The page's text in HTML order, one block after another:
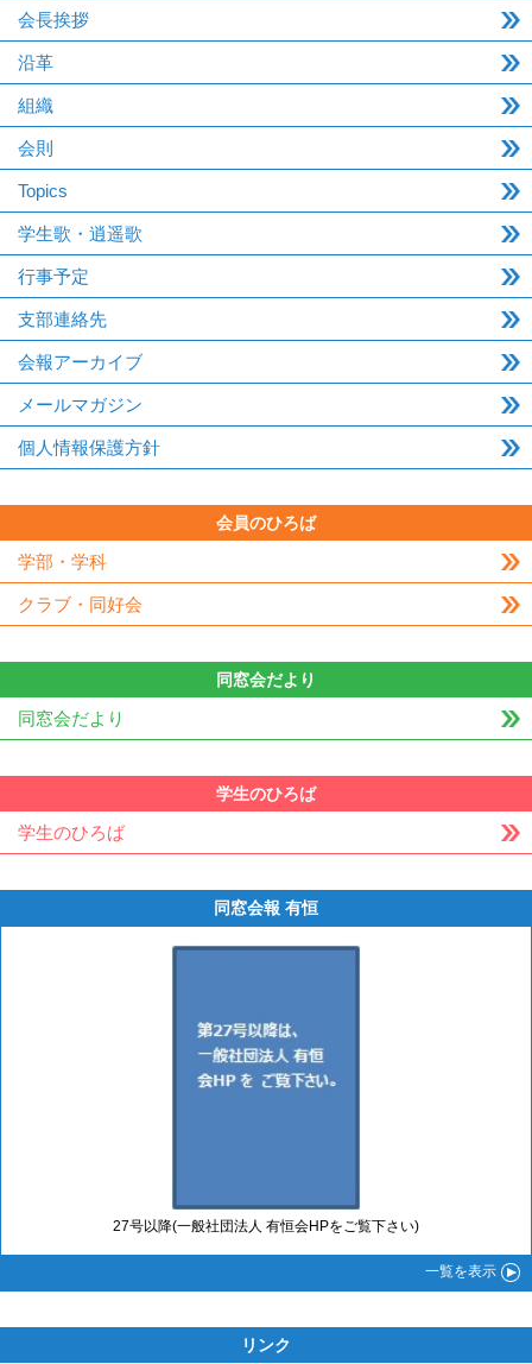
会長挨拶
沿革
組織
会則
Topics
学生歌・逍遥歌
行事予定
支部連絡先
会報アーカイブ
メールマガジン
個人情報保護方針
会員のひろば
学部・学科
クラブ・同好会
同窓会だより
同窓会だより
学生のひろば
学生のひろば
同窓会報 有恒
27号以降(一般社団法人 有恒会HPをご覧下さい)
一覧を表示
リンク